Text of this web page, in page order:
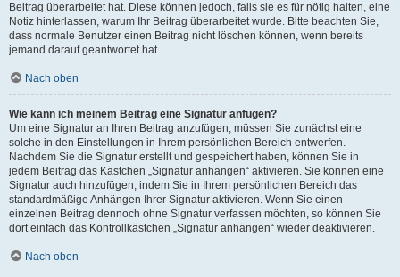
Beitrag überarbeitet hat. Diese können jedoch, falls sie es für nötig halten, eine
Notiz hinterlassen, warum Ihr Beitrag überarbeitet wurde. Bitte beachten Sie,
dass normale Benutzer einen Beitrag nicht löschen können, wenn bereits
jemand darauf geantwortet hat.
Nach oben
Wie kann ich meinem Beitrag eine Signatur anfügen?
Um eine Signatur an Ihren Beitrag anzufügen, müssen Sie zunächst eine
solche in den Einstellungen in Ihrem persönlichen Bereich entwerfen.
Nachdem Sie die Signatur erstellt und gespeichert haben, können Sie in
jedem Beitrag das Kästchen „Signatur anhängen“ aktivieren. Sie können eine
Signatur auch hinzufügen, indem Sie in Ihrem persönlichen Bereich das
standardmäßige Anhängen Ihrer Signatur aktivieren. Wenn Sie einen
einzelnen Beitrag dennoch ohne Signatur verfassen möchten, so können Sie
dort einfach das Kontrollkästchen „Signatur anhängen“ wieder deaktivieren.
Nach oben